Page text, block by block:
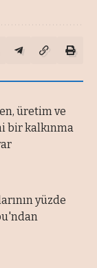
üretim ve
bir kalkınma
yüzde